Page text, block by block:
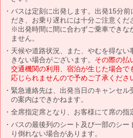
バスは定刻に出発します。出発15分
だき、お乗り遅れには十分ご注意くだ
※出発時間に間に合わずご乗車できな
ません。
天候や道路状況、また、やむを得ない
きない場合がございます。 その際の払
交通機関の利用、宿泊が生じた場合で
応じられませんので予めご了承くださ
緊急連絡先は、出発当日のキャンセル
の案内はできかねます。
全席指定席となり、お客様にて席の指
バスの最後列のシート及び一部のシー
り倒れない場合があります。